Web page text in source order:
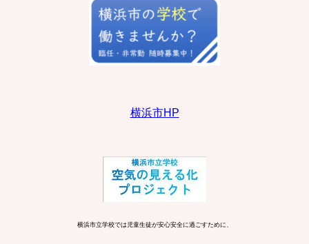
横浜市HP
横浜市立学校では児童生徒が安心安全に過ごすために、